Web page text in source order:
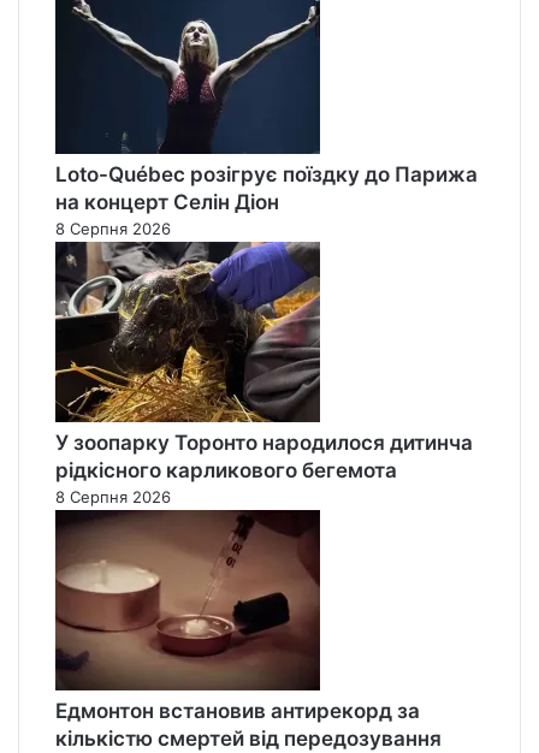
Loto-Québec розігрує поїздку до Парижа
на концерт Селін Діон
8 Серпня 2026
У зоопарку Торонто народилося дитинча
рідкісного карликового бегемота
8 Серпня 2026
Едмонтон встановив антирекорд за
кількістю смертей від передозування